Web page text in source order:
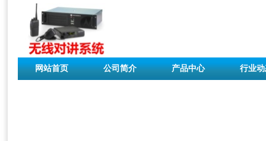
网站首页 公司简介 产品中心 行业